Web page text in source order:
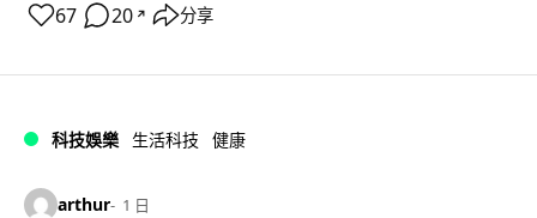
67 20 ↗ 分享
科技娛樂 生活科技 健康
arthur 1 日